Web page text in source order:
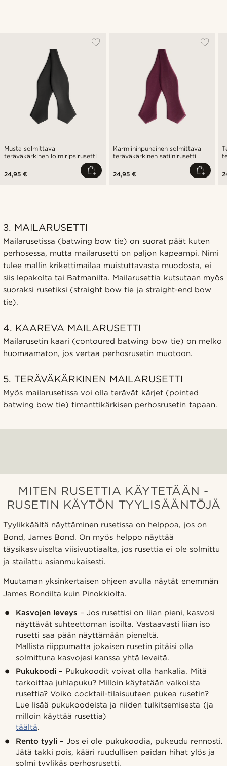
Musta solmittava
teräväkärkinen loimiripsirusetti
24,95 €
Karmiininpunainen solmittava
teräväkärkinen satiinirusetti
24,95 €
3. MAILARUSETTI
Mailarusetissa (batwing bow tie) on suorat päät kuten
perhosessa, mutta mailarusetti on paljon kapeampi. Nimi
tulee mallin krikettimailaa muistuttavasta muodosta, ei
siis lepakolta tai Batmanilta. Mailarusettia kutsutaan myös
suoraksi rusetiksi (straight bow tie ja straight-end bow
tie).
4. KAAREVA MAILARUSETTI
Mailarusetin kaari (contoured batwing bow tie) on melko
huomaamaton, jos vertaa perhosrusetin muotoon.
5. TERÄVÄKÄRKINEN MAILARUSETTI
Myös mailarusetissa voi olla terävät kärjet (pointed
batwing bow tie) timanttikärkisen perhosrusetin tapaan.
MITEN RUSETTIA KÄYTETÄÄN -
RUSETIN KÄYTÖN TYYLISÄÄNTÖJÄ
Tyylikkäältä näyttäminen rusetissa on helppoa, jos on
Bond, James Bond. On myös helppo näyttää
täysikasvuiselta viisivuotiaalta, jos rusettia ei ole solmittu
ja stailattu asianmukaisesti.
Muutaman yksinkertaisen ohjeen avulla näytät enemmän
James Bondilta kuin Pinokkiolta.
Kasvojen leveys – Jos rusettisi on liian pieni, kasvosi
näyttävät suhteettoman isoilta. Vastaavasti liian iso
rusetti saa pään näyttämään pieneltä.
Mallista riippumatta jokaisen rusetin pitäisi olla
solmittuna kasvojesi kanssa yhtä leveitä.
Pukukoodi – Pukukoodit voivat olla hankalia. Mitä
tarkoittaa juhlapuku? Milloin käytetään valkoista
rusettia? Voiko cocktail-tilaisuuteen pukea rusetin?
Lue lisää pukukoodeista ja niiden tulkitsemisesta (ja
milloin käyttää rusettia)
täältä.
Rento tyyli – Jos ei ole pukukoodia, pukeudu rennosti.
Jätä takki pois, kääri ruudullisen paidan hihat ylös ja
solmi tyylikäs perhosrusetti.